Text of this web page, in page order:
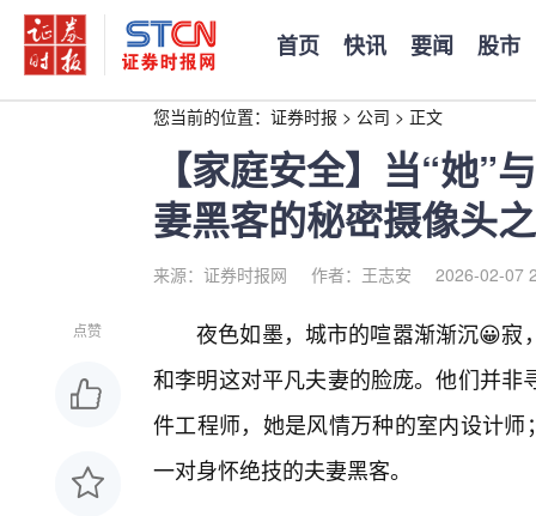
首页 快讯 要闻 股市
您当前的位置： 证券时报 > 公司 > 正文
【家庭安全】当“她”
妻黑客的秘密摄像头
来源：证券时报网 作者：王志安 2026-02-07
点赞
夜色如墨，城市的喧嚣渐渐沉😀寂
和李明这对平凡夫妻的脸庞。他们并
件工程师，她是风情万种的室内设计
一对身怀绝技的夫妻黑客。